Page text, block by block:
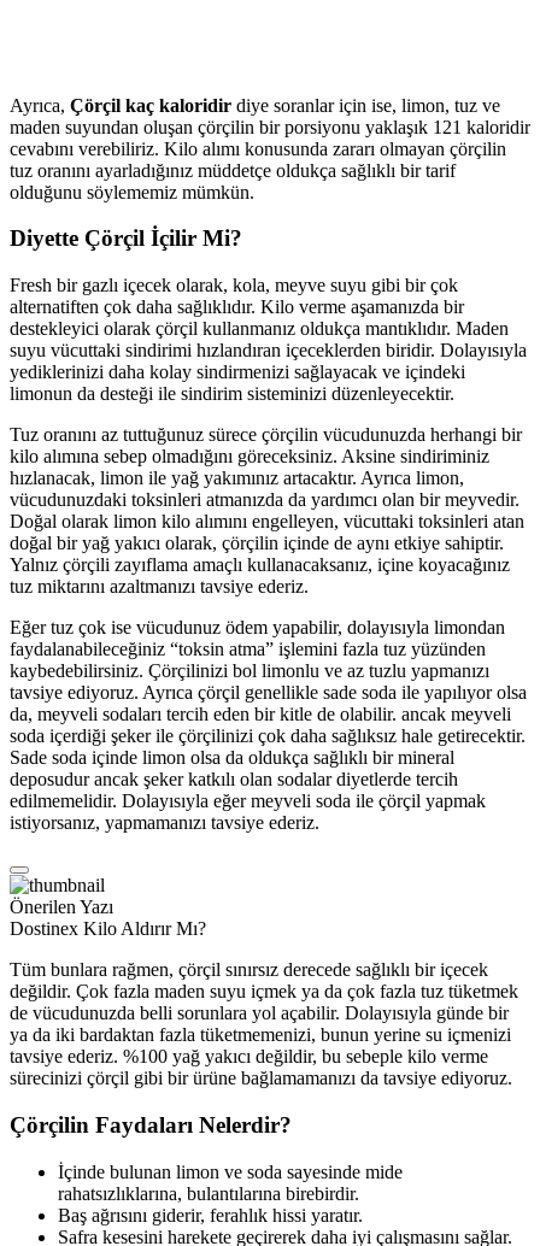
Ayrıca, Çörçil kaç kaloridir diye soranlar için ise, limon, tuz ve
maden suyundan oluşan çörçilin bir porsiyonu yaklaşık 121 kaloridir
cevabını verebiliriz. Kilo alımı konusunda zararı olmayan çörçilin
tuz oranını ayarladığınız müddetçe oldukça sağlıklı bir tarif
olduğunu söylememiz mümkün.
Diyette Çörçil İçilir Mi?
Fresh bir gazlı içecek olarak, kola, meyve suyu gibi bir çok
alternatiften çok daha sağlıklıdır. Kilo verme aşamanızda bir
destekleyici olarak çörçil kullanmanız oldukça mantıklıdır. Maden
suyu vücuttaki sindirimi hızlandıran içeceklerden biridir. Dolayısıyla
yediklerinizi daha kolay sindirmenizi sağlayacak ve içindeki
limonun da desteği ile sindirim sisteminizi düzenleyecektir.
Tuz oranını az tuttuğunuz sürece çörçilin vücudunuzda herhangi bir
kilo alımına sebep olmadığını göreceksiniz. Aksine sindiriminiz
hızlanacak, limon ile yağ yakımınız artacaktır. Ayrıca limon,
vücudunuzdaki toksinleri atmanızda da yardımcı olan bir meyvedir.
Doğal olarak limon kilo alımını engelleyen, vücuttaki toksinleri atan
doğal bir yağ yakıcı olarak, çörçilin içinde de aynı etkiye sahiptir.
Yalnız çörçili zayıflama amaçlı kullanacaksanız, içine koyacağınız
tuz miktarını azaltmanızı tavsiye ederiz.
Eğer tuz çok ise vücudunuz ödem yapabilir, dolayısıyla limondan
faydalanabileceğiniz “toksin atma” işlemini fazla tuz yüzünden
kaybedebilirsiniz. Çörçilinizi bol limonlu ve az tuzlu yapmanızı
tavsiye ediyoruz. Ayrıca çörçil genellikle sade soda ile yapılıyor olsa
da, meyveli sodaları tercih eden bir kitle de olabilir. ancak meyveli
soda içerdiği şeker ile çörçilinizi çok daha sağlıksız hale getirecektir.
Sade soda içinde limon olsa da oldukça sağlıklı bir mineral
deposudur ancak şeker katkılı olan sodalar diyetlerde tercih
edilmemelidir. Dolayısıyla eğer meyveli soda ile çörçil yapmak
istiyorsanız, yapmamanızı tavsiye ederiz.
Önerilen Yazı
Dostinex Kilo Aldırır Mı?
Tüm bunlara rağmen, çörçil sınırsız derecede sağlıklı bir içecek
değildir. Çok fazla maden suyu içmek ya da çok fazla tuz tüketmek
de vücudunuzda belli sorunlara yol açabilir. Dolayısıyla günde bir
ya da iki bardaktan fazla tüketmemenizi, bunun yerine su içmenizi
tavsiye ederiz. %100 yağ yakıcı değildir, bu sebeple kilo verme
sürecinizi çörçil gibi bir ürüne bağlamamanızı da tavsiye ediyoruz.
Çörçilin Faydaları Nelerdir?
İçinde bulunan limon ve soda sayesinde mide
rahatsızlıklarına, bulantılarına birebirdir.
Baş ağrısını giderir, ferahlık hissi yaratır.
Safra kesesini harekete geçirerek daha iyi çalışmasını sağlar.